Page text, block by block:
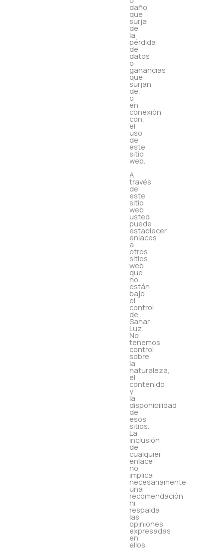
daño
que
surja
de
la
pérdida
de
datos
o
ganancias
que
surjan
de,
o
en
conexión
con,
el
uso
de
este
sitio
web.
A
través
de
este
sitio
web
usted
puede
establecer
enlaces
a
otros
sitios
web
que
no
están
bajo
el
control
de
Sanar
Luz.
No
tenemos
control
sobre
la
naturaleza,
el
contenido
y
la
disponibilidad
de
esos
sitios.
La
inclusión
de
cualquier
enlace
no
implica
necesariamente
una
recomendación
ni
respalda
las
opiniones
expresadas
en
ellos.